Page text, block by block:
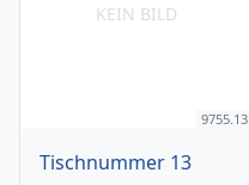
KEIN BILD
9755.13
Tischnummer 13